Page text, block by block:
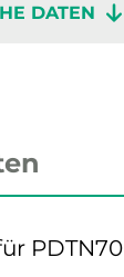
DATEN
PDTN70